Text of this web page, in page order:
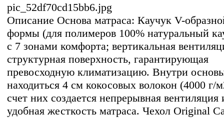
pic_52df70cd15bb6.jpg
Описание Основа матраса: Каучук V-
формы (для полимеров 100% натуральный
с 7 зонами комфорта; вертикальная
структурная поверхность, гарантирующая
превосходную климатизацию. Внутри
находиться 4 см кокосовых волокон (4000 г/
счет них создается непрерывная вентиляция
удобная жесткость матраса. Чехол Original